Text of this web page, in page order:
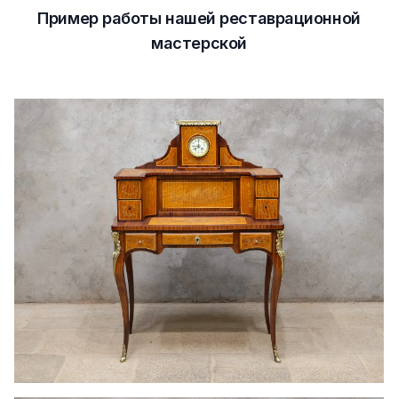
Пример работы нашей реставрационной
мастерской